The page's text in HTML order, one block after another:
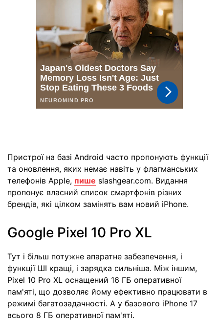
Пристрої на базі Android часто пропонують функції
та оновлення, яких немає навіть у флагманських
телефонів Apple, пише slashgear.com. Видання
пропонує власний список смартфонів різних
брендів, які цілком замінять вам новий iPhone.
Google Pixel 10 Pro XL
Тут і більш потужне апаратне забезпечення, і
функції ШІ кращі, і зарядка сильніша. Між іншим,
Pixel 10 Pro XL оснащений 16 ГБ оперативної
пам'яті, що дозволяє йому ефективно працювати в
режимі багатозадачності. А у базового iPhone 17
всього 8 ГБ оперативної пам'яті.